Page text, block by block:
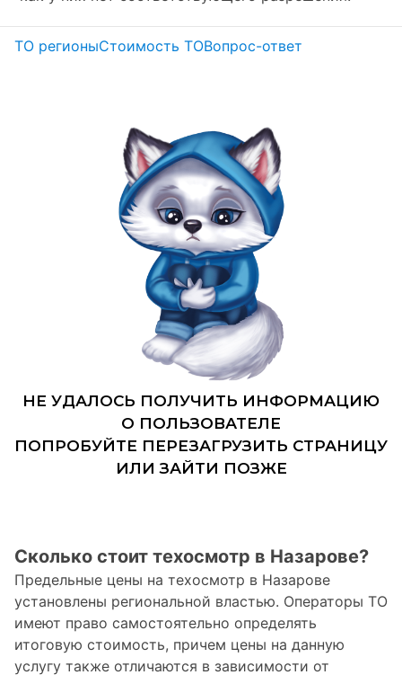
ТО регионыСтоимость ТОВопрос-ответ
Сколько стоит техосмотр в Назарове?
Предельные цены на техосмотр в Назарове
установлены региональной властью. Операторы ТО
имеют право самостоятельно определять
итоговую стоимость, причем цены на данную
услугу также отличаются в зависимости от